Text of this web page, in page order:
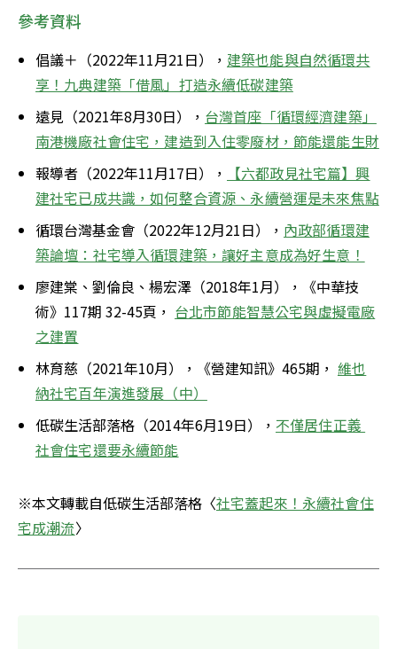
參考資料
倡議＋（2022年11月21日）， 建築也能與自然循環共
享！九典建築「借風」打造永續低碳建築
遠見（2021年8月30日）， 台灣首座「循環經濟建築」
南港機廠社會住宅，建造到入住零廢材，節能還能生財
報導者（2022年11月17日），
【六都政見社宅篇】興
建社宅已成共識，如何整合資源、永續營運是未來焦點
循環台灣基金會（2022年12月21日）， 內政部循環建
築論壇：社宅導入循環建築，讓好主意成為好生意！
廖建棠、劉倫良、楊宏澤（2018年1月），《中華技
術》117期 32-45頁， 台北市節能智慧公宅與虛擬電廠
之建置
林育慈（2021年10月），《營建知訊》465期， 維也
納社宅百年演進發展（中）
低碳生活部落格（2014年6月19日）， 不僅居住正義
社會住宅還要永續節能
※本文轉載自低碳生活部落格〈社宅蓋起來！永續社會住
宅成潮流〉